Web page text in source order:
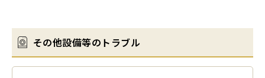
その他設備等のトラブル